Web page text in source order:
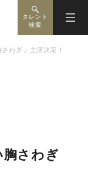
タレント
検索
わぎ」主演決定！
さわぎ